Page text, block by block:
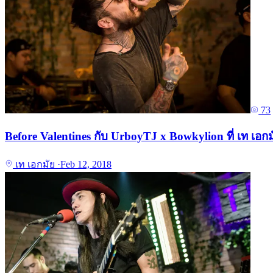
73
Before Valentines กับ UrboyTJ x Bowkylion ที่ เท เอก
เท เอกมัย ·Feb 12, 2018